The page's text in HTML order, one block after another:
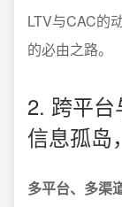
LTV与CAC的
的必由之路。
2. 跨平台
信息孤岛
多平台、多渠